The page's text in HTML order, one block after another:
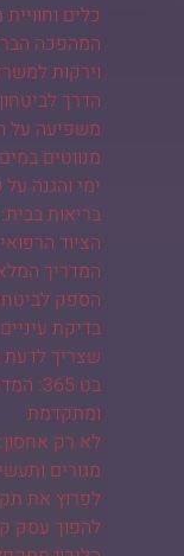
כלים
המהפכה
וירקות
הדרך
משפיעה על
מנווטים
ימי והגנה
בריאות
הציוד
המדריך
הספק
בדיקת
שצריך לדעת
בט
ומתקדמת
לא רק
מגורים
לפרוץ את
להפוך עסק